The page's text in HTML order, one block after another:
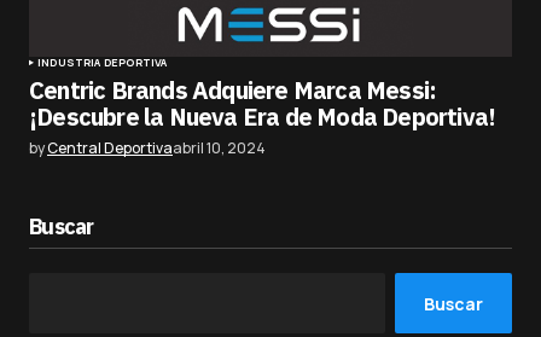
INDUSTRIA DEPORTIVA
Centric Brands Adquiere Marca Messi:
¡Descubre la Nueva Era de Moda Deportiva!
byCentral Deportivaabril 10, 2024
Buscar
Buscar